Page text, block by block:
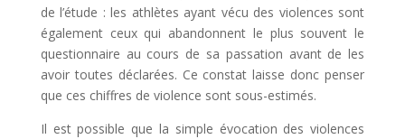
de l’étude : les athlètes ayant vécu des violences sont
également ceux qui abandonnent le plus souvent le
questionnaire au cours de sa passation avant de les
avoir toutes déclarées. Ce constat laisse donc penser
que ces chiffres de violence sont sous-estimés.
Il est possible que la simple évocation des violences